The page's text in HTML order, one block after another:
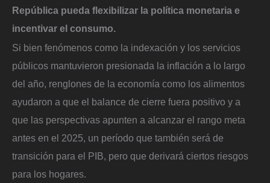
República pueda flexibilizar la política monetaria e
incentivar el consumo.
Si bien fenómenos como la indexación y los servicios
públicos mantuvieron presionada la inflación a lo largo
del año, renglones de la economía como los alimentos
ayudaron a que el balance de cierre fuera positivo y a
que las perspectivas apunten a alcanzar el rango meta
antes en el 2025, un período que también será de
transición para el PIB, pero que derivará ciertos riesgos
para los hogares.